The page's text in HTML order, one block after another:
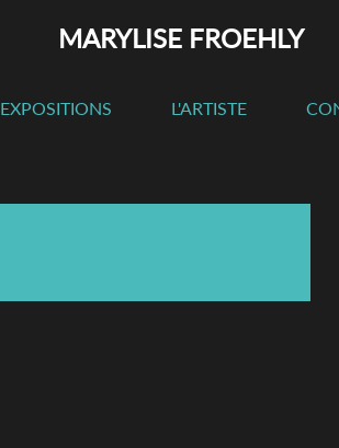
MARYLISE FROEHLY
EXPOSITIONS L'ARTISTE